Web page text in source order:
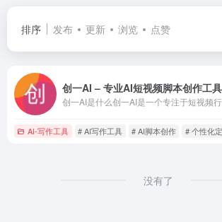
排序 发布 更新 浏览 点赞
创一AI – 专业AI短视频脚本创作工具
AI-写作工具 # AI写作工具 # AI脚本创作 # 个性化
没有了